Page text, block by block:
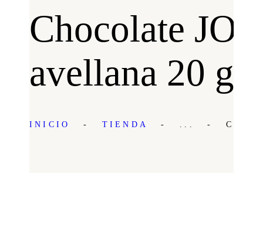
Chocolate
avellana 20 gr
INICIO TIENDA ...